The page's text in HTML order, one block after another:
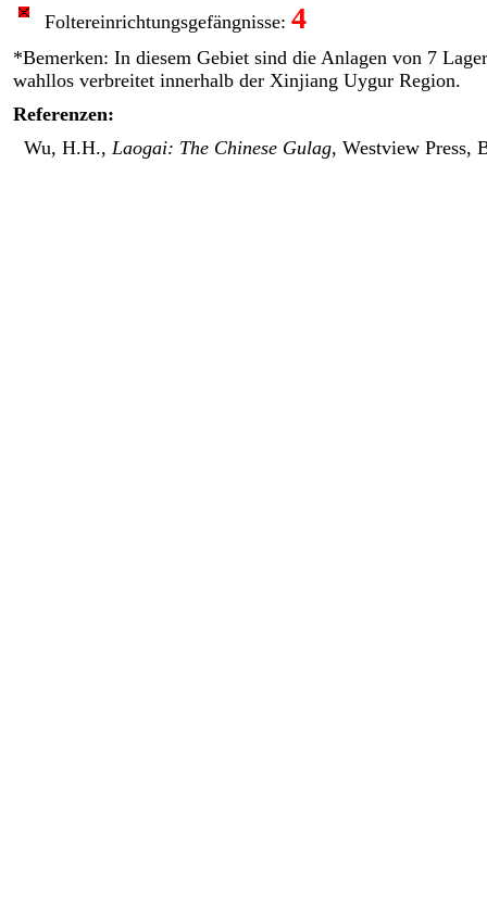
Foltereinrichtungs­gefängnisse: 4
*Bemerken: In diesem Gebiet sind die Anlagen von 7
wahllos verbreitet innerhalb der Xinjiang Uygur Region.
Referenzen:
Wu, H.H., Laogai: The Chinese Gulag, Westview Press,